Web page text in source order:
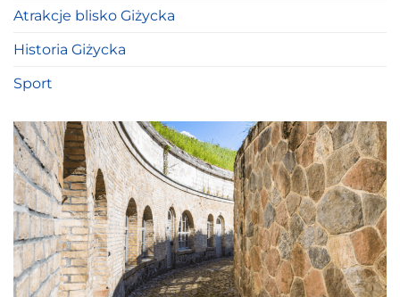
Atrakcje blisko Giżycka
Historia Giżycka
Sport